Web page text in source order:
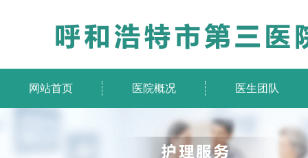
网站首页 医院概况 医生团队